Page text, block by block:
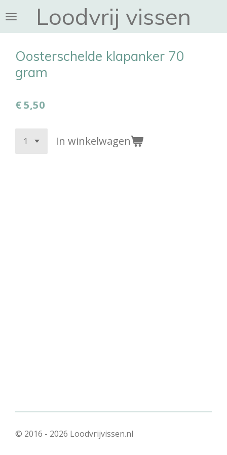
direct
naar
hoofdinhoud
Loodvrij vissen
Oosterschelde klapanker 70
gram
€ 5,50
In winkelwagen
© 2016 - 2026 Loodvrijvissen.nl